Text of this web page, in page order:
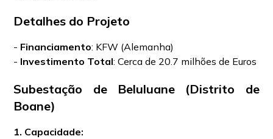
Detalhes do Projeto
- Financiamento: KFW (Alemanha)
- Investimento Total: Cerca de 20.7 milhões de Euros
Subestação de Beluluane (Distrito de
Boane)
1. Capacidade: